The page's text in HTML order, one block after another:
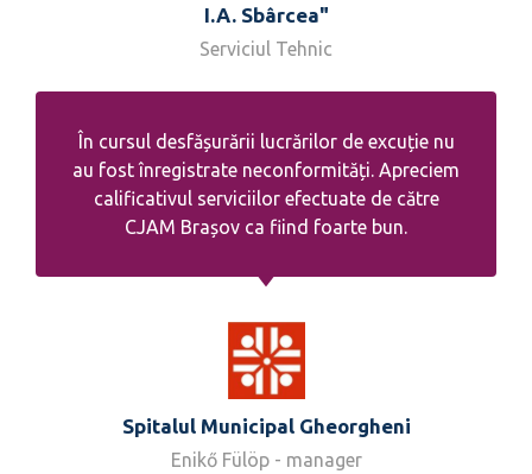
I.A. Sbârcea"
Serviciul Tehnic
În cursul desfășurării lucrărilor de excuție nu
au fost înregistrate neconformități. Apreciem
calificativul serviciilor efectuate de către
CJAM Brașov ca fiind foarte bun.
Spitalul Municipal Gheorgheni
Enikő Fülöp - manager